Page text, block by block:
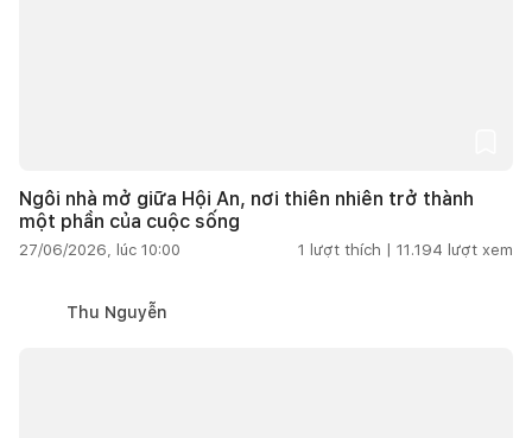
Ngôi nhà mở giữa Hội An, nơi thiên nhiên trở thành
một phần của cuộc sống
27/06/2026, lúc 10:00 1 lượt thích | 11.194 lượt xem
Thu Nguyễn